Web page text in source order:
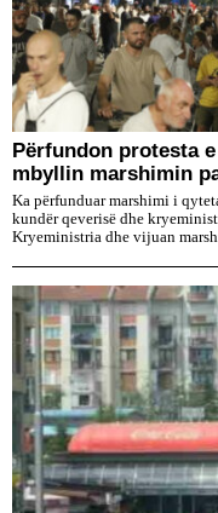
Përfundon protesta
mbyllin marshimin
Ka përfunduar marshimi i
kundër qeverisë dhe
Kryeministria dhe vijuan